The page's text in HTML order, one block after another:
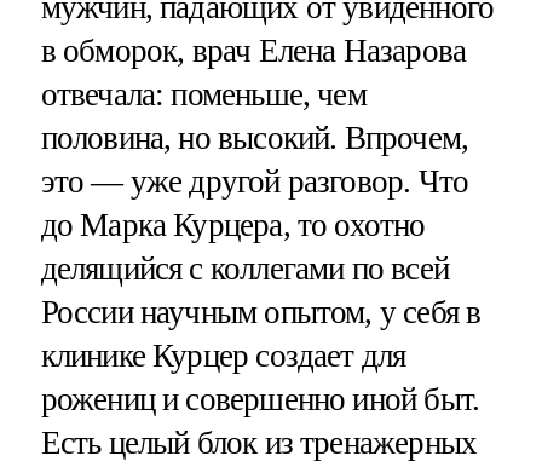
мужчин, падающих от увиденного
в обморок, врач Елена Назарова
отвечала: поменьше, чем
половина, но высокий. Впрочем,
это — уже другой разговор. Что
до Марка Курцера, то охотно
делящийся с коллегами по всей
России научным опытом, у себя в
клинике Курцер создает для
рожениц и совершенно иной быт.
Есть целый блок из тренажерных